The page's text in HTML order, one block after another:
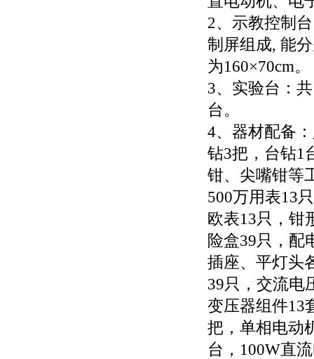
2、示教控制
制屏组成, 能
为160×70cm。
3、实验台：
台。
4、器材配备
钻3把，台钻1
钳、尖嘴钳等
500万用表13
欧表13只，钳
险盒39只，配
插座、平灯头
39只，交流电
变压器组件13
把，单相电动
台，100W直